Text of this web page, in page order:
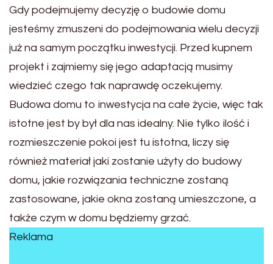
Gdy podejmujemy decyzję o budowie domu
jesteśmy zmuszeni do podejmowania wielu decyzji
już na samym początku inwestycji. Przed kupnem
projekt i zajmiemy się jego adaptacją musimy
wiedzieć czego tak naprawdę oczekujemy.
Budowa domu to inwestycja na całe życie, więc tak
istotne jest by był dla nas idealny. Nie tylko ilość i
rozmieszczenie pokoi jest tu istotna, liczy się
również materiał jaki zostanie użyty do budowy
domu, jakie rozwiązania techniczne zostaną
zastosowane, jakie okna zostaną umieszczone, a
także czym w domu będziemy grzać.
Reklama